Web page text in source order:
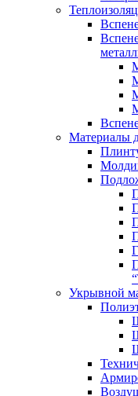
Материалы
Укрывной